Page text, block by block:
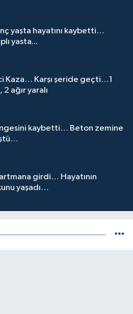
yaşta hayatını kaybetti…
yasta...
Kaza… Karşı şeride geçti…1
2 ağır yaralı
kaybetti… Beton zemine
girdi… Hayatının
yaşadı…